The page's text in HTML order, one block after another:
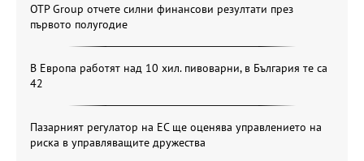
OTP Group отчете силни финансови резултати през
първото полугодие
В Европа работят над 10 хил. пивоварни, в България те са
42
Пазарният регулатор на ЕС ще оценява управлението на
риска в управляващите дружества